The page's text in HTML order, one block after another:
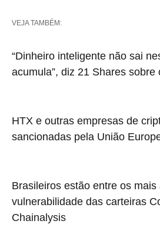
VEJA TAMBÉM:
“Dinheiro inteligente não sai
acumula”, diz 21 Shares sobre
HTX e outras empresas de
sancionadas pela União
Brasileiros estão entre os
vulnerabilidade das carteiras
Chainalysis